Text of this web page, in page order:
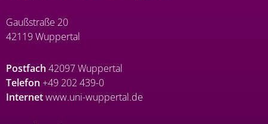
Gaußstraße 20
42119 Wuppertal
Postfach 42097 Wuppertal
Telefon +49 202 439-0
Internetwww.uni-wuppertal.de